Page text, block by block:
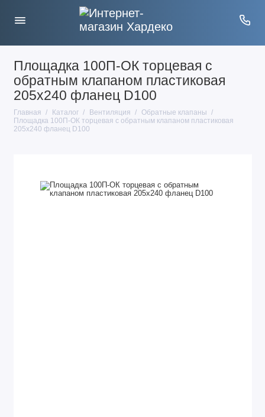
Площадка 100П-ОК торцевая с
обратным клапаном пластиковая
205х240 фланец D100
Главная Каталог Вентиляция
Обратные клапаны
Площадка 100П-ОК торцевая с обратным клапаном пластиковая
205х240 фланец D100